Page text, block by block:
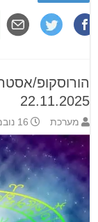
22.11.2025
מערכת 16 נובמבר 2025 7:20